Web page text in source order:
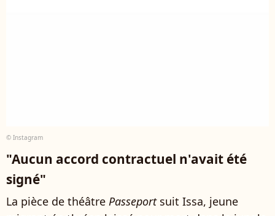
© Instagram
"Aucun accord contractuel n'avait été
signé"
La pièce de théâtre Passeportsuit Issa, jeune